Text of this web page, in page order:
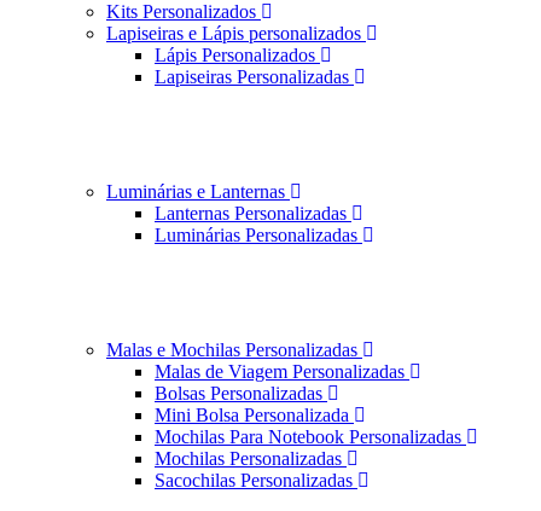
Kits Personalizados
Lapiseiras e Lápis personalizados
Lápis Personalizados
Lapiseiras Personalizadas
Luminárias e Lanternas
Lanternas Personalizadas
Luminárias Personalizadas
Malas e Mochilas Personalizadas
Malas de Viagem Personalizadas
Bolsas Personalizadas
Mini Bolsa Personalizada
Mochilas Para Notebook Personalizadas
Mochilas Personalizadas
Sacochilas Personalizadas